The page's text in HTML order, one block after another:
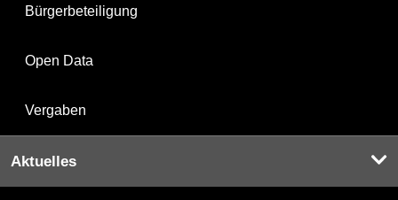
Bürgerbeteiligung
Open Data
Vergaben
Aktuelles